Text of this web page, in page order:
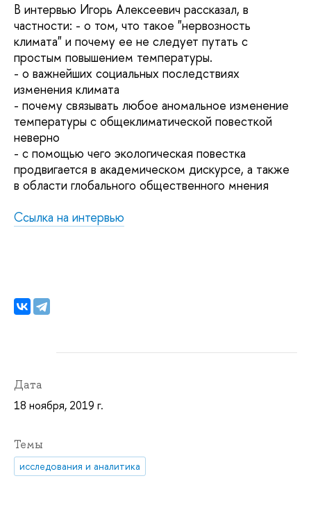
В интервью Игорь Алексеевич рассказал, в
частности: - о том, что такое "нервозность
климата" и почему ее не следует путать с
простым повышением температуры.
- о важнейших социальных последствиях
изменения климата
- почему связывать любое аномальное изменение
температуры с общеклиматической повесткой
неверно
- с помощью чего экологическая повестка
продвигается в академическом дискурсе, а также
в области глобального общественного мнения
Ссылка на интервью
Дата
18 ноября, 2019 г.
Темы
исследования и аналитика